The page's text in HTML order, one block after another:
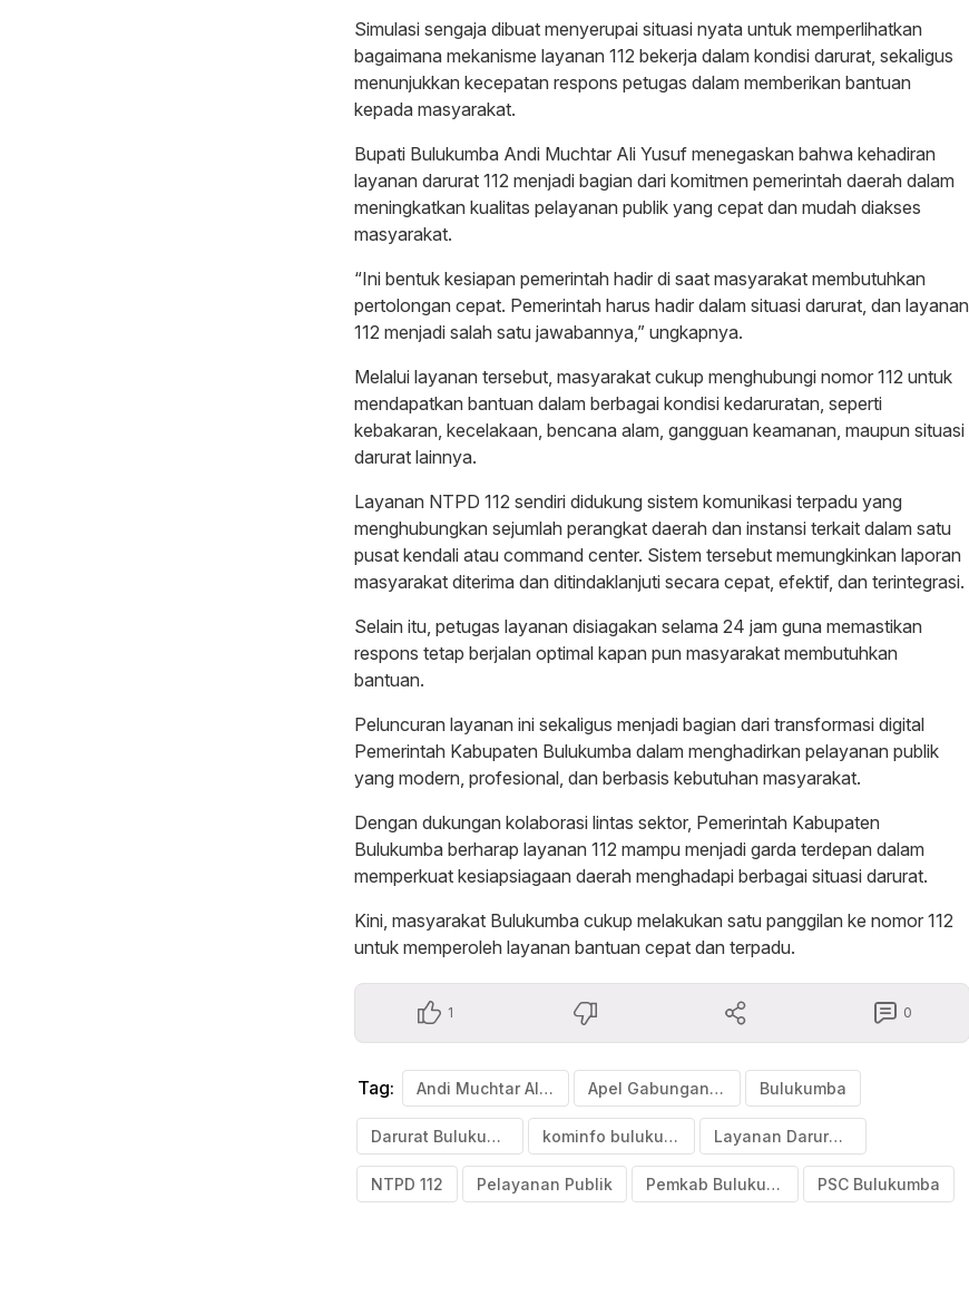
Simulasi sengaja dibuat menyerupai situasi nyata untuk memperlihatkan
bagaimana mekanisme layanan 112 bekerja dalam kondisi darurat, sekaligus
menunjukkan kecepatan respons petugas dalam memberikan bantuan
kepada masyarakat.
Bupati Bulukumba Andi Muchtar Ali Yusuf menegaskan bahwa kehadiran
layanan darurat 112 menjadi bagian dari komitmen pemerintah daerah dalam
meningkatkan kualitas pelayanan publik yang cepat dan mudah diakses
masyarakat.
“Ini bentuk kesiapan pemerintah hadir di saat masyarakat membutuhkan
pertolongan cepat. Pemerintah harus hadir dalam situasi darurat, dan layanan
112 menjadi salah satu jawabannya,” ungkapnya.
Melalui layanan tersebut, masyarakat cukup menghubungi nomor 112 untuk
mendapatkan bantuan dalam berbagai kondisi kedaruratan, seperti
kebakaran, kecelakaan, bencana alam, gangguan keamanan, maupun situasi
darurat lainnya.
Layanan NTPD 112 sendiri didukung sistem komunikasi terpadu yang
menghubungkan sejumlah perangkat daerah dan instansi terkait dalam satu
pusat kendali atau command center. Sistem tersebut memungkinkan laporan
masyarakat diterima dan ditindaklanjuti secara cepat, efektif, dan terintegrasi.
Selain itu, petugas layanan disiagakan selama 24 jam guna memastikan
respons tetap berjalan optimal kapan pun masyarakat membutuhkan
bantuan.
Peluncuran layanan ini sekaligus menjadi bagian dari transformasi digital
Pemerintah Kabupaten Bulukumba dalam menghadirkan pelayanan publik
yang modern, profesional, dan berbasis kebutuhan masyarakat.
Dengan dukungan kolaborasi lintas sektor, Pemerintah Kabupaten
Bulukumba berharap layanan 112 mampu menjadi garda terdepan dalam
memperkuat kesiapsiagaan daerah menghadapi berbagai situasi darurat.
Kini, masyarakat Bulukumba cukup melakukan satu panggilan ke nomor 112
untuk memperoleh layanan bantuan cepat dan terpadu.
1 0
Tag: Andi Muchtar Ali Yusuf Apel Gabungan ASN Bulukumba
Darurat Bulukumba kominfo bulukumba Layanan Darurat 112
NTPD 112 Pelayanan Publik Pemkab Bulukumba PSC Bulukumba